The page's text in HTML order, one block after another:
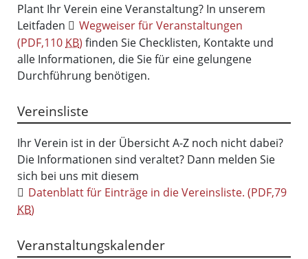
Plant Ihr Verein eine Veranstaltung? In unserem
Leitfaden
Wegweiser für Veranstaltungen
(PDF,110 KB) finden Sie Checklisten, Kontakte und
alle Informationen, die Sie für eine gelungene
Durchführung benötigen.
Vereinsliste
Ihr Verein ist in der Übersicht A-Z noch nicht dabei?
Die Informationen sind veraltet? Dann melden Sie
sich bei uns mit diesem
Datenblatt für Einträge in die Vereinsliste. (PDF,79
KB)
Veranstaltungskalender